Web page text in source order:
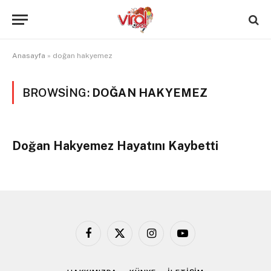
Anasayfa » doğan hakyemez
BROWSING: DOĞAN HAKYEMEZ
Doğan Hakyemez Hayatını Kaybetti
Facebook
X
InstagramYouTube